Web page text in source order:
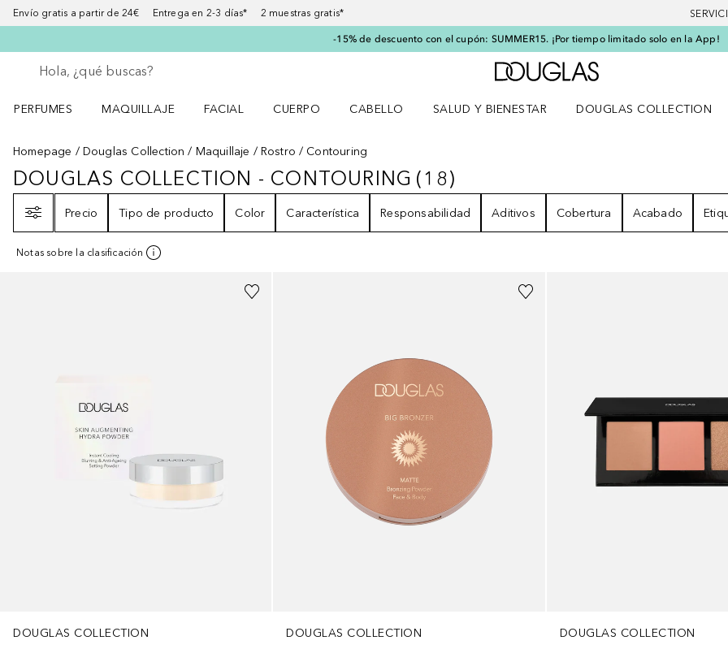
Envío gratis a partir de 24€ Entrega en 2-3 días* 2 muestras gratis*
-15% de descuento con el cupón: SUMMER15. ¡Por tiempo limitado solo en la App!
Regresar
Ejecutar búsqueda
A Douglas Home
PERFUMES
MAQUILLAJE
FACIAL
CUERPO
CABELLO
SALUD Y BIENESTAR
DOUGLAS COLLECTION
Homepage
Douglas Collection Maquillaje Rostro Contouring
DOUGLAS COLLECTION - CONTOURING18RESULTADOS
DOUGLAS COLLECTION - CONTOURING (18)
Precio
Tipo de producto Color Característica Responsabilidad Aditivos Cobertura Acabado
Notas sobre la clasificación
DOUGLAS COLLECTION
DOUGLAS COLLECTION
DOUGLAS COLLECTION